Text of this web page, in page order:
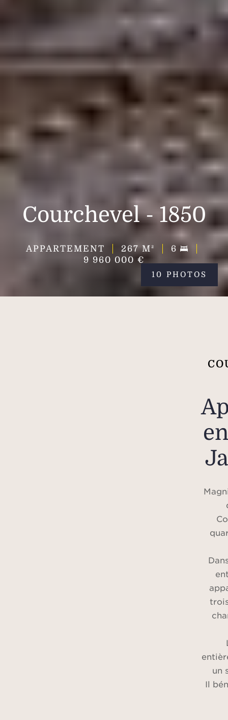
Courchevel - 1850
APPARTEMENT 267M²
6
9 960 000 €
10 PHOTOS
un
Il